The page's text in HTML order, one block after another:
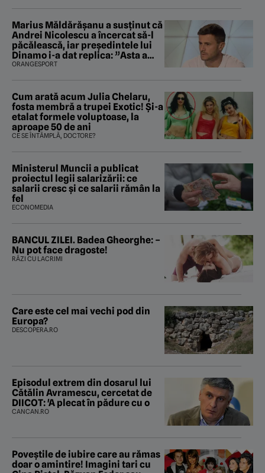
Marius Măldărăşanu a susţinut că
Andrei Nicolescu a încercat să-l
păcălească, iar preşedintele lui
Dinamo i-a dat replica: ”Asta a
fost istoria”
ORANGESPORT
Cum arată acum Julia Chelaru,
fosta membră a trupei Exotic! Și-a
etalat formele voluptoase, la
aproape 50 de ani
CE SE ÎNTÂMPLĂ, DOCTORE?
Ministerul Muncii a publicat
proiectul legii salarizării: ce
salarii cresc și ce salarii rămân la
fel
ECONOMEDIA
BANCUL ZILEI. Badea Gheorghe: –
Nu pot face dragoste!
RÂZI CU LACRIMI
Care este cel mai vechi pod din
Europa?
DESCOPERA.RO
Episodul extrem din dosarul lui
Cătălin Avramescu, cercetat de
DIICOT: 'A plecat în pădure cu o
CANCAN.RO
Poveştile de iubire care au rămas
doar o amintire! Imagini tari cu